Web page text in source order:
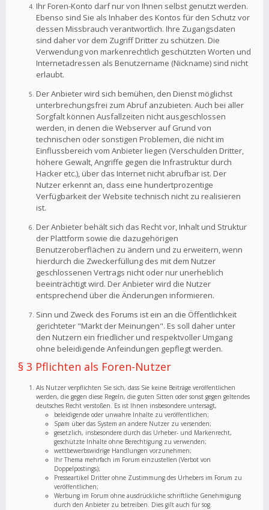
Ihr Foren-Konto darf nur von Ihnen selbst genutzt werden.
Ebenso sind Sie als Inhaber des Kontos für den Schutz vor
dessen Missbrauch verantwortlich. Ihre Zugangsdaten
sind daher vor dem Zugriff Dritter zu schützen. Die
Verwendung von markenrechtlich geschützten Worten und
Internetadressen als Benutzername (Nickname) sind nicht
erlaubt.
Der Anbieter wird sich bemühen, den Dienst möglichst
unterbrechungsfrei zum Abruf anzubieten. Auch bei aller
Sorgfalt können Ausfallzeiten nicht ausgeschlossen
werden, in denen die Webserver auf Grund von
technischen oder sonstigen Problemen, die nicht im
Einflussbereich vom Anbieter liegen (Verschulden Dritter,
höhere Gewalt, Angriffe gegen die Infrastruktur durch
Hacker etc.), über das Internet nicht abrufbar ist. Der
Nutzer erkennt an, dass eine hundertprozentige
Verfügbarkeit der Website technisch nicht zu realisieren
ist.
Der Anbieter behält sich das Recht vor, Inhalt und Struktur
der Plattform sowie die dazugehörigen
Benutzeroberflächen zu ändern und zu erweitern, wenn
hierdurch die Zweckerfüllung des mit dem Nutzer
geschlossenen Vertrags nicht oder nur unerheblich
beeinträchtigt wird. Der Anbieter wird die Nutzer
entsprechend über die Änderungen informieren.
Sinn und Zweck des Forums ist ein an die Öffentlichkeit
gerichteter "Markt der Meinungen". Es soll daher unter
den Nutzern ein friedlicher und respektvoller Umgang
ohne beleidigende Anfeindungen gepflegt werden.
§ 3 Pflichten als Foren-Nutzer
Als Nutzer verpflichten Sie sich, dass Sie keine Beiträge veröffentlichen
werden, die gegen diese Regeln, die guten Sitten oder sonst gegen geltendes
deutsches Recht verstoßen. Es ist Ihnen insbesondere untersagt,
beleidigende oder unwahre Inhalte zu veröffentlichen;
Spam über das System an andere Nutzer zu versenden;
gesetzlich, insbesondere durch das Urheber- und Markenrecht,
geschützte Inhalte ohne Berechtigung zu verwenden;
wettbewerbswidrige Handlungen vorzunehmen;
Ihr Thema mehrfach im Forum einzustellen (Verbot von
Doppelpostings);
Presseartikel Dritter ohne Zustimmung des Urhebers im Forum zu
veröffentlichen;
Werbung im Forum ohne ausdrückliche schriftliche Genehmigung
durch den Anbieter zu betreiben. Dies gilt auch für sog.